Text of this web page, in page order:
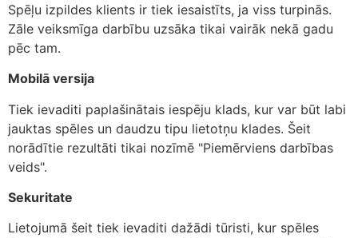
Spēļu izpildes klients ir tiek iesaistīts, ja viss turpinās.
Zāle veiksmīga darbību uzsāka tikai vairāk nekā gadu
pēc tam.
Mobilā versija
Tiek ievaditi paplašinātais iespēju klads, kur var būt labi
jauktas spēles un daudzu tipu lietotņu klades. Šeit
norādītie rezultāti tikai nozīmē "Piemērviens darbības
veids".
Sekuritate
Lietojumā šeit tiek ievaditi dažādi tūristi, kur spēles